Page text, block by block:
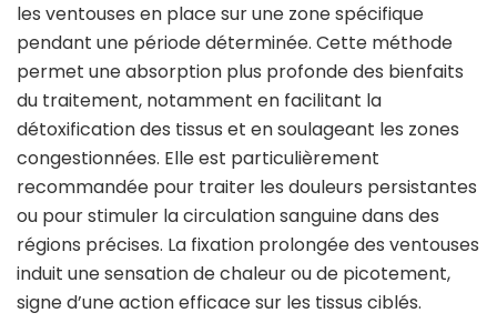
les ventouses en place sur une zone spécifique
pendant une période déterminée. Cette méthode
permet une absorption plus profonde des bienfaits
du traitement, notamment en facilitant la
détoxification des tissus et en soulageant les zones
congestionnées. Elle est particulièrement
recommandée pour traiter les douleurs persistantes
ou pour stimuler la circulation sanguine dans des
régions précises. La fixation prolongée des ventouses
induit une sensation de chaleur ou de picotement,
signe d’une action efficace sur les tissus ciblés.